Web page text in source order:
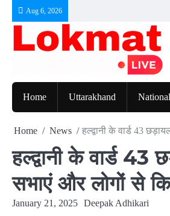
Aug 6, 2026
Home Uttarakhand National
Home News हल्द्वानी के वार्ड 43
हल्द्वानी के वार्ड
सभाएं और लोगों से
January 21, 2025 Deepak Adhikari